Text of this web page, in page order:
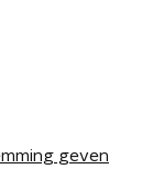
geven